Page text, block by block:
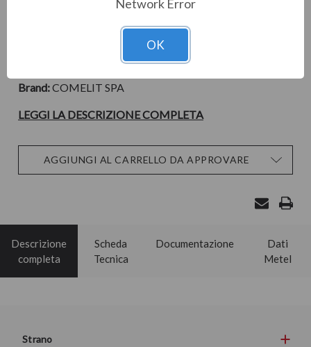
WIRELESS INDIRIZZATO
Brand:COMELIT SPA
LEGGI LA DESCRIZIONE COMPLETA
attuale:AGGIUNGI AL CARRELLO DA APPROVARE
Descrizione
completa
Scheda
Tecnica
Documentazione
Dati
Metel
Strano
Network Error
OK